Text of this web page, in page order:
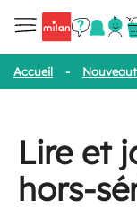
Accueil -
Lire et
hors-